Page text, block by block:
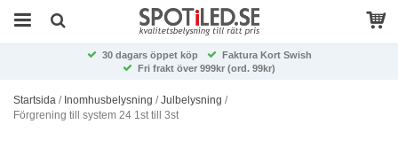
30 dagars öppet köp
Faktura Kort Swish
Fri frakt över 999kr (ord. 99kr)
Startsida / Inomhusbelysning /Julbelysning /
Förgrening till system 24 1st till 3st